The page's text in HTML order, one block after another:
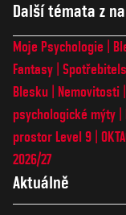
Další témata z
Moje Psychologie
Fantasy
Blesku
Nemovitosti
psychologické mýty
prostor Level 9
2026/27
Aktuálně